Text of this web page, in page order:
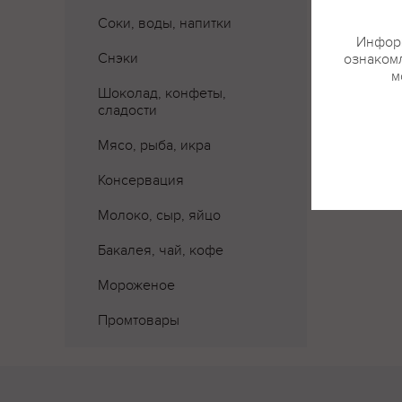
Соки, воды, напитки
Снэки
Шоколад, конфеты,
сладости
Мясо, рыба, икра
Консервация
Молоко, сыр, яйцо
Бакалея, чай, кофе
Мороженое
Промтовары